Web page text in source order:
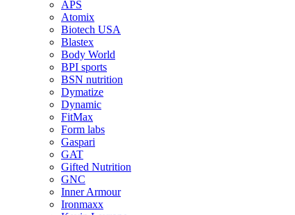
APS
Atomix
Biotech USA
Blastex
Body World
BPI sports
BSN nutrition
Dymatize
Dynamic
FitMax
Form labs
Gaspari
GAT
Gifted Nutrition
GNC
Inner Armour
Ironmaxx